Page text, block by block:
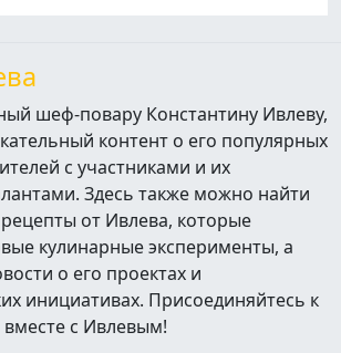
шеф-повару Константину Ивлеву,
контент о его популярных
с участниками и их
Здесь также можно найти
от Ивлева, которые
кулинарные эксперименты, а
о его проектах и
инициативах. Присоединяйтесь к
с Ивлевым!